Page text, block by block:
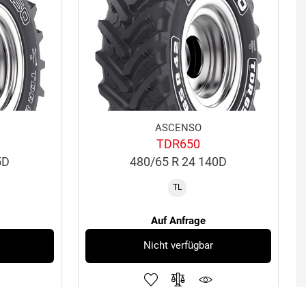
ASCENSO
TDR650
480/65 R 24 140D
TL
Auf Anfrage
Nicht verfügbar